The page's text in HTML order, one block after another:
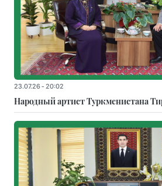
23.07.26 - 20:02
Народный артист Туркменистана